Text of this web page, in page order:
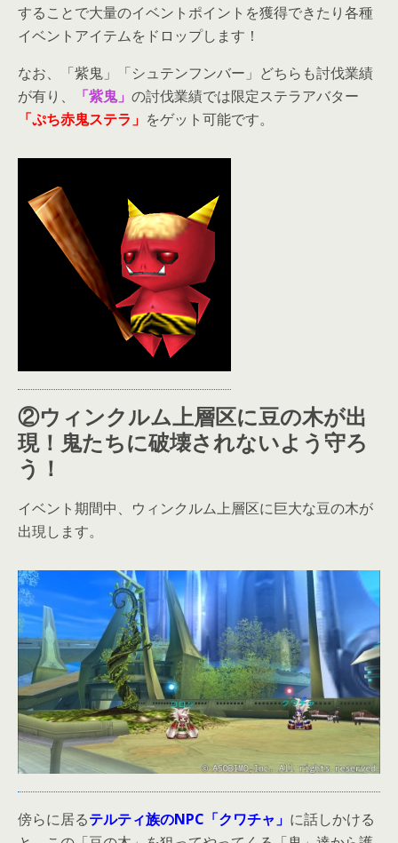
することで大量のイベントポイントを獲得できたり各種
イベントアイテムをドロップします！
なお、「紫鬼」「シュテンフンバー」どちらも討伐業績
が有り、
「紫鬼」 の討伐業績では限定ステラアバター
「ぷち赤鬼ステラ」 をゲット可能です。
②ウィンクルム上層区に豆の木が出
現！鬼たちに破壊されないよう守ろ
う！
イベント期間中、ウィンクルム上層区に巨大な豆の木が
出現します。
傍らに居るテルティ族のNPC「クワチャ」 に話しかける